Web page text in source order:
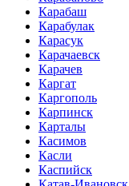
Карабаш
Карабулак
Карасук
Карачаевск
Карачев
Каргат
Каргополь
Карпинск
Карталы
Касимов
Касли
Каспийск